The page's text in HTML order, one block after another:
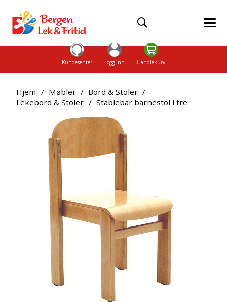
Kundesenter Logg inn Handlekurv
Hjem / Møbler / Bord & Stoler /
Lekebord & Stoler / Stablebar barnestol i tre